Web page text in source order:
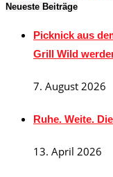
Neueste Beiträge
Picknick aus
Grill Wild
7. August 2026
Ruhe. Weite.
13. April 2026